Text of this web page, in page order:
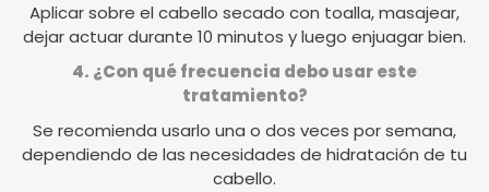
Aplicar sobre el cabello secado con toalla, masajear,
dejar actuar durante 10 minutos y luego enjuagar bien.
4. ¿Con qué frecuencia debo usar este
tratamiento?
Se recomienda usarlo una o dos veces por semana,
dependiendo de las necesidades de hidratación de tu
cabello.